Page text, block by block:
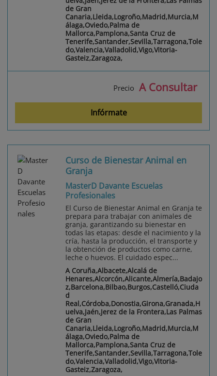
de Gran
Canaria,Lleida,Logroño,Madrid,Murcia,M
álaga,Oviedo,Palma de
Mallorca,Pamplona,Santa Cruz de
Tenerife,Santander,Sevilla,Tarragona,Tole
do,Valencia,Valladolid,Vigo,Vitoria-
Gasteiz,Zaragoza,
Precio A Consultar
Infórmate
Curso de Bienestar Animal en
Granja
MasterD Davante Escuelas
Profesionales
El Curso de Bienestar Animal en Granja te
prepara para trabajar con animales de
granja, garantizando su bienestar en
todas las etapas: desde el nacimiento y la
cría, hasta la producción, el transporte y
la obtención de productos como carne,
leche o huevos. El cuidado espec...
A Coruña,Albacete,Alcalá de
Henares,Alcorcón,Alicante,Almería,Badajo
z,Barcelona,Bilbao,Burgos,Castelló,Ciuda
d
Real,Córdoba,Donostia,Girona,Granada,H
uelva,Jaén,Jerez de la Frontera,Las Palmas
de Gran
Canaria,Lleida,Logroño,Madrid,Murcia,M
álaga,Oviedo,Palma de
Mallorca,Pamplona,Santa Cruz de
Tenerife,Santander,Sevilla,Tarragona,Tole
do,Valencia,Valladolid,Vigo,Vitoria-
Gasteiz,Zaragoza,